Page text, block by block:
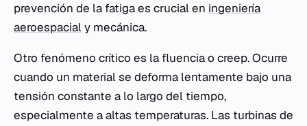
prevención de la fatiga es crucial en ingeniería
aeroespacialy mecánica.
Otro fenómeno crítico es la fluencia o creep. Ocurre
cuando un material se deforma lentamente bajo una
tensión constante a lo largo del tiempo,
especialmente a altas temperaturas. Las turbinas de